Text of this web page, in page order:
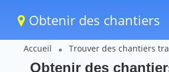
Obtenir des chantiers
Accueil Trouver des chantiers
Obtenir des